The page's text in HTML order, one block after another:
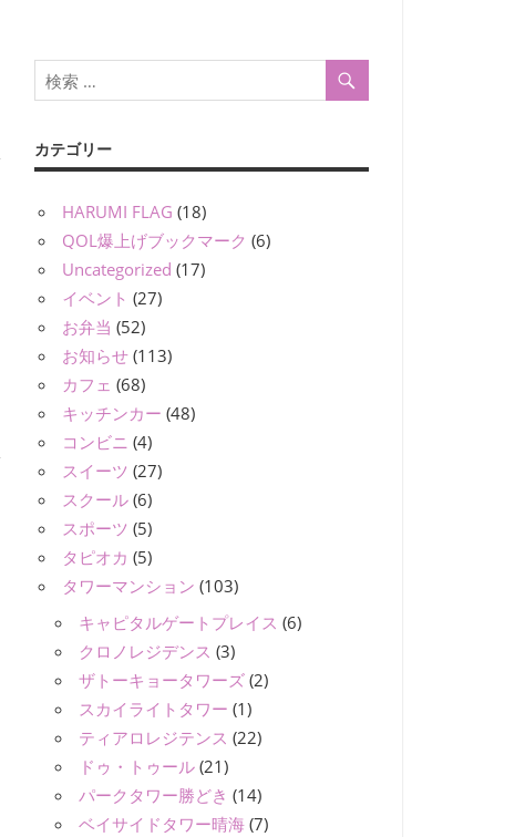
カテゴリー
HARUMI FLAG (18)
QOL爆上げブックマーク (6)
Uncategorized (17)
イベント (27)
お弁当 (52)
お知らせ (113)
カフェ (68)
キッチンカー (48)
コンビニ (4)
スイーツ (27)
スクール (6)
スポーツ (5)
タピオカ (5)
タワーマンション (103)
キャピタルゲートプレイス (6)
クロノレジデンス (3)
ザトーキョータワーズ (2)
スカイライトタワー (1)
ティアロレジテンス (22)
ドゥ・トゥール (21)
パークタワー勝どき (14)
ベイサイドタワー晴海 (7)